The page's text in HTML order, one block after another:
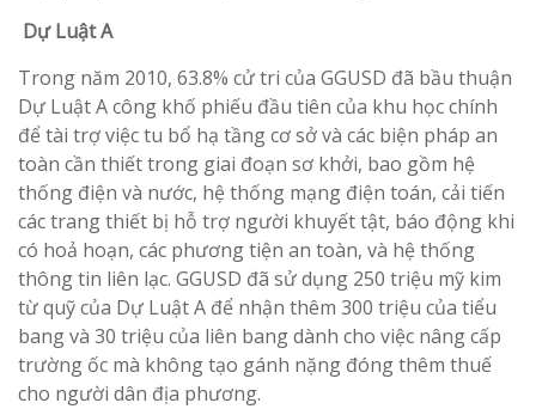
Dự Luật A
Trong năm 2010, 63.8% cử tri của GGUSD đã bầu thuận
Dự Luật A công khố phiếu đầu tiên của khu học chính
để tài trợ việc tu bổ hạ tầng cơ sở và các biện pháp an
toàn cần thiết trong giai đoạn sơ khởi, bao gồm hệ
thống điện và nước, hệ thống mạng điện toán, cải tiến
các trang thiết bị hỗ trợ người khuyết tật, báo động khi
có hoả hoạn, các phương tiện an toàn, và hệ thống
thông tin liên lạc. GGUSD đã sử dụng 250 triệu mỹ kim
từ quỹ của Dự Luật A để nhận thêm 300 triệu của tiểu
bang và 30 triệu của liên bang dành cho việc nâng cấp
trường ốc mà không tạo gánh nặng đóng thêm thuế
cho người dân địa phương.